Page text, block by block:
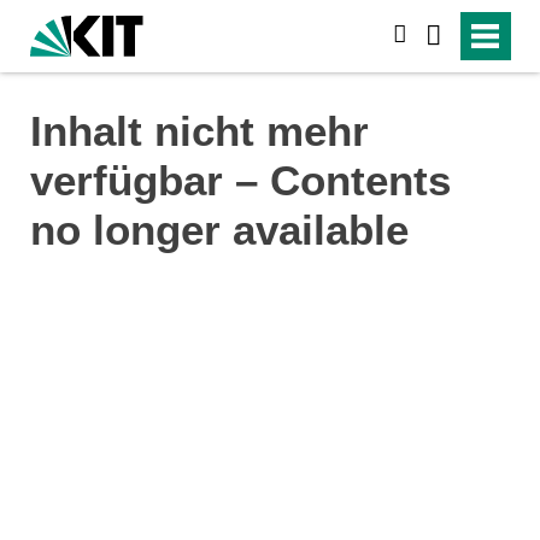
Inhalt nicht mehr
verfügbar – Contents
no longer available